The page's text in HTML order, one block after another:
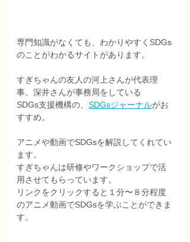
専門知識がなくても、わかりやすくSDGs
のことがわかるサイトがあります。
すぎちゃんの友人の河上さんが代表理
事、深井さんが事務局をしている
SDGs支援機構の、 SDGsジャーナルがお
すすめ。
アニメや動画でSDGsを解説してくれてい
ます。
すぎちゃんは研修やワークショップで活
用させてもらっています。
リンクをクリックすると１分〜８分程度
のアニメ動画でSDGsを学ぶことができま
す。